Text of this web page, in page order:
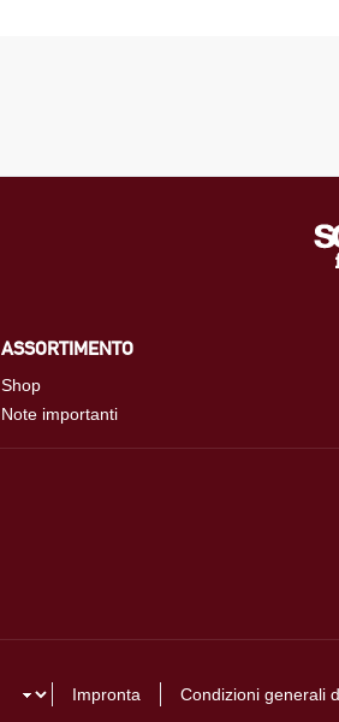
ASSORTIMENTO
Shop
Note importanti
Impronta Condizioni generali